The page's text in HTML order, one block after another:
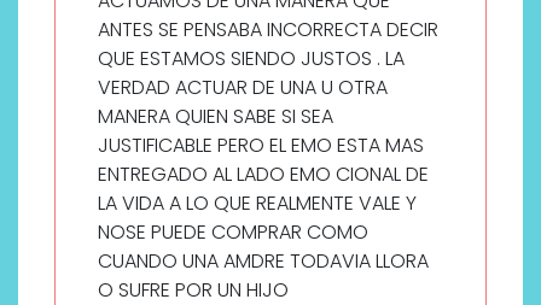
ANTES SE PENSABA INCORRECTA DECIR
QUE ESTAMOS SIENDO JUSTOS . LA
VERDAD ACTUAR DE UNA U OTRA
MANERA QUIEN SABE SI SEA
JUSTIFICABLE PERO EL EMO ESTA MAS
ENTREGADO AL LADO EMO CIONAL DE
LA VIDA A LO QUE REALMENTE VALE Y
NOSE PUEDE COMPRAR COMO
CUANDO UNA AMDRE TODAVIA LLORA
O SUFRE POR UN HIJO